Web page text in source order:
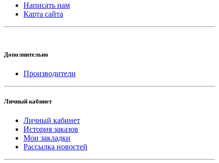
Написать нам
Карта сайта
Дополнительно
Производители
Личный кабинет
Личный кабинет
История заказов
Мои закладки
Рассылка новостей